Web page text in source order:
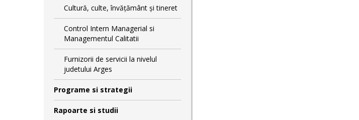
Cultură, culte, învățământ și tineret
Control Intern Managerial si
Managementul Calitatii
Furnizorii de servicii la nivelul
judetului Arges
Programe si strategii
Rapoarte si studii